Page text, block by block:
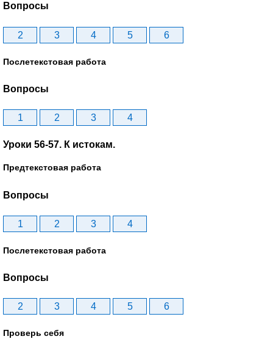
Вопросы
2 3 4 5 6
Послетекстовая работа
Вопросы
1 2 3 4
Уроки 56-57. К истокам.
Предтекстовая работа
Вопросы
1 2 3 4
Послетекстовая работа
Вопросы
2 3 4 5 6
Проверь себя